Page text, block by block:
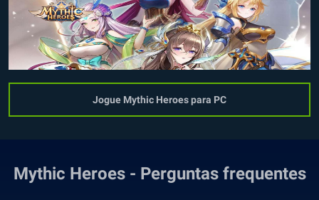
Jogue Mythic Heroes para PC
Mythic Heroes - Perguntas frequentes